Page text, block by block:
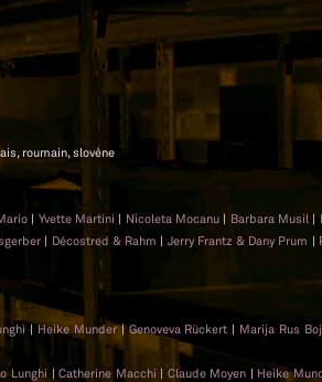
roumain, slovène
| Yvette Martini | Nicoleta Mocanu | Barbara Musil |
| Décostred & Rahm | Jerry Frantz & Dany Prum |
|Heike Munder|Genoveva Rückert | Marija Rus
Lunghi |Catherine Macchi | Claude Moyen | Heike